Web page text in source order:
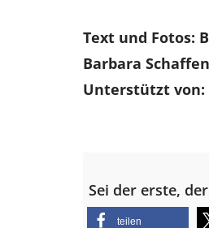
Text und Fotos:
Barbara
Unterstützt von:
Sei der erste,
teilen